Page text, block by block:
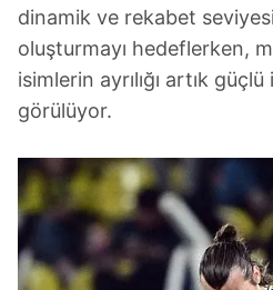
dinamik ve rekabet
oluşturmayı hedeflerken,
isimlerin ayrılığı artık
görülüyor.